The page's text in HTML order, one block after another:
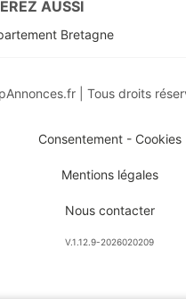
AUSSI
Bretagne
| Tous droits
Consentement - Cookies
Mentions légales
Nous contacter
V.1.12.9-2026020209